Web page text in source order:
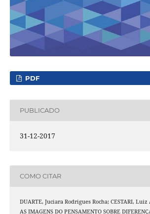
PDF
PUBLICADO
31-12-2017
COMO CITAR
DUARTE, Juciara Rodrigues Rocha; CESTARI,
AS IMAGENS DO PENSAMENTO SOBRE